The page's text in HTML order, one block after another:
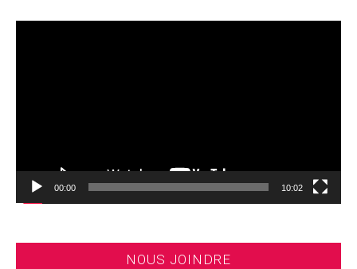
00:00 10:02
NOUS JOINDRE